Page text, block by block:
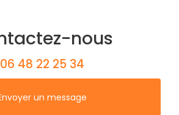
nous
06 48 22 25 34
un message